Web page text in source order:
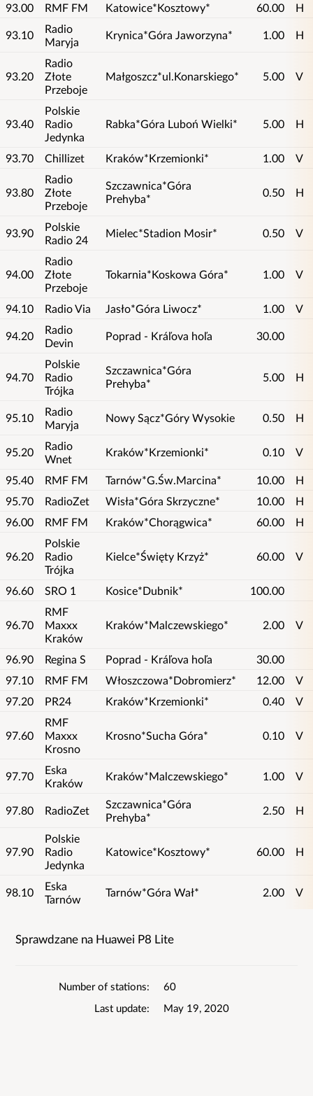
93.00 RMF FM Katowice*Kosztowy* 60.00 H
93.10
Radio
Maryja
Krynica*Góra Jaworzyna* 1.00 H
93.20
Radio
Złote
Przeboje
Małgoszcz*ul.Konarskiego* 5.00 V
93.40
Polskie
Radio
Jedynka
Rabka*Góra Luboń Wielki* 5.00 H
93.70 Chillizet Kraków*Krzemionki* 1.00 V
93.80
Radio
Złote
Przeboje
Szczawnica*Góra
Prehyba*
0.50 H
93.90
Polskie
Radio 24
Mielec*Stadion Mosir* 0.50 V
94.00
Radio
Złote
Przeboje
Tokarnia*Koskowa Góra* 1.00 V
94.10 Radio Via Jasło*Góra Liwocz* 1.00 V
94.20
Radio
Devin
Poprad - Kráľova hoľa 30.00
94.70
Polskie
Radio
Trójka
Szczawnica*Góra
Prehyba*
5.00 H
95.10
Radio
Maryja
Nowy Sącz*Góry Wysokie 0.50 H
95.20
Radio
Wnet
Kraków*Krzemionki* 0.10 V
95.40 RMF FM Tarnów*G.Św.Marcina* 10.00
H
95.70
RadioZet Wisła*Góra Skrzyczne* 10.00
H
96.00
RMF FM Kraków*Chorągwica* 60.00 H
96.20
Polskie
Radio
Trójka
Kielce*Święty Krzyż* 60.00 V
96.60 SRO 1 Kosice*Dubnik* 100.00
96.70
RMF
Maxxx
Kraków
Kraków*Malczewskiego* 2.00 V
96.90 Regina S Poprad - Kráľova hoľa
30.00
97.10
RMF FM Włoszczowa*Dobromierz* 12.00
V
97.20
PR24 Kraków*Krzemionki* 0.40 V
97.60
RMF
Maxxx
Krosno
Krosno*Sucha Góra* 0.10 V
97.70
Eska
Kraków
Kraków*Malczewskiego* 1.00 V
97.80 RadioZet
Szczawnica*Góra
Prehyba*
2.50 H
97.90
Polskie
Radio
Jedynka
Katowice*Kosztowy* 60.00 H
98.10
Eska
Tarnów
Tarnów*Góra Wał* 2.00 V
List
Sprawdzane na Huawei P8 Lite
Number of stations
60
Last update
May 19, 2020